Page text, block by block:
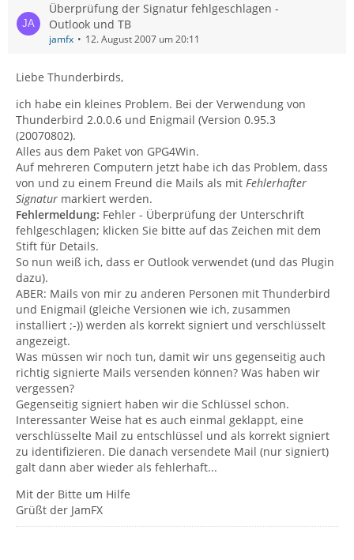
Überprüfung der Signatur fehlgeschlagen -
Outlook und TB
jamfx 12. August 2007 um 20:11
Liebe Thunderbirds,
ich habe ein kleines Problem. Bei der Verwendung von
Thunderbird 2.0.0.6 und Enigmail (Version 0.95.3
(20070802).
Alles aus dem Paket von GPG4Win.
Auf mehreren Computern jetzt habe ich das Problem, dass
von und zu einem Freund die Mails als mit Fehlerhafter
Signatur markiert werden.
Fehlermeldung: Fehler - Überprüfung der Unterschrift
fehlgeschlagen; klicken Sie bitte auf das Zeichen mit dem
Stift für Details.
So nun weiß ich, dass er Outlook verwendet (und das Plugin
dazu).
ABER: Mails von mir zu anderen Personen mit Thunderbird
und Enigmail (gleiche Versionen wie ich, zusammen
installiert ;-)) werden als korrekt signiert und verschlüsselt
angezeigt.
Was müssen wir noch tun, damit wir uns gegenseitig auch
richtig signierte Mails versenden können? Was haben wir
vergessen?
Gegenseitig signiert haben wir die Schlüssel schon.
Interessanter Weise hat es auch einmal geklappt, eine
verschlüsselte Mail zu entschlüssel und als korrekt signiert
zu identifizieren. Die danach versendete Mail (nur signiert)
galt dann aber wieder als fehlerhaft...
Mit der Bitte um Hilfe
Grüßt der JamFX